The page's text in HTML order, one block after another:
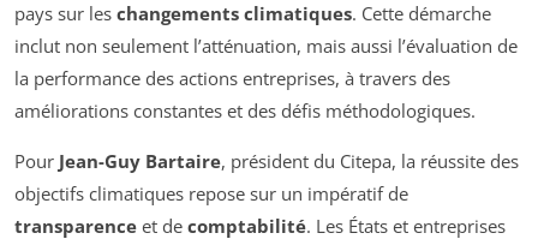
pays sur les changements climatiques. Cette démarche
inclut non seulement l’atténuation, mais aussi l’évaluation de
la performance des actions entreprises, à travers des
améliorations constantes et des défis méthodologiques.
Pour Jean-Guy Bartaire, président du Citepa, la réussite des
objectifs climatiques repose sur un impératif de
transparence et de comptabilité. Les États et entreprises